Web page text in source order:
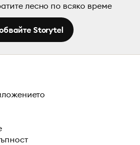
лесно по всяко време
Storytel